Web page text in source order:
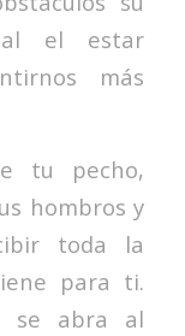
el estar
más
tu pecho,
hombros y
toda la
para ti.
se abra al